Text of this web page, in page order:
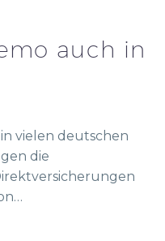
auch in
vielen deutschen
die